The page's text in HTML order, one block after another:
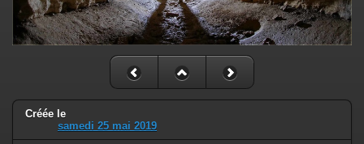
Créée le
samedi 25 mai 2019